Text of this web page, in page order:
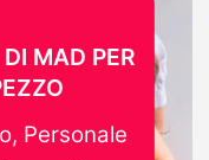
MAD PER
Personale